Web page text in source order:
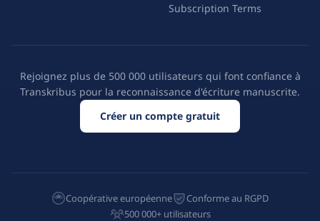
Subscription Terms
Rejoignez plus de 500 000 utilisateurs qui font confiance à
Transkribus pour la reconnaissance d'écriture manuscrite.
Créer un compte gratuit
Coopérative européenne
Conforme au RGPD
500 000+ utilisateurs